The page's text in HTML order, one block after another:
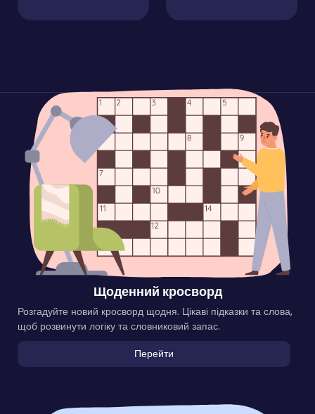
Щоденний кросворд
Розгадуйте новий кросворд щодня. Цікаві підказки та слова,
щоб розвинути логіку та словниковий запас.
Перейти